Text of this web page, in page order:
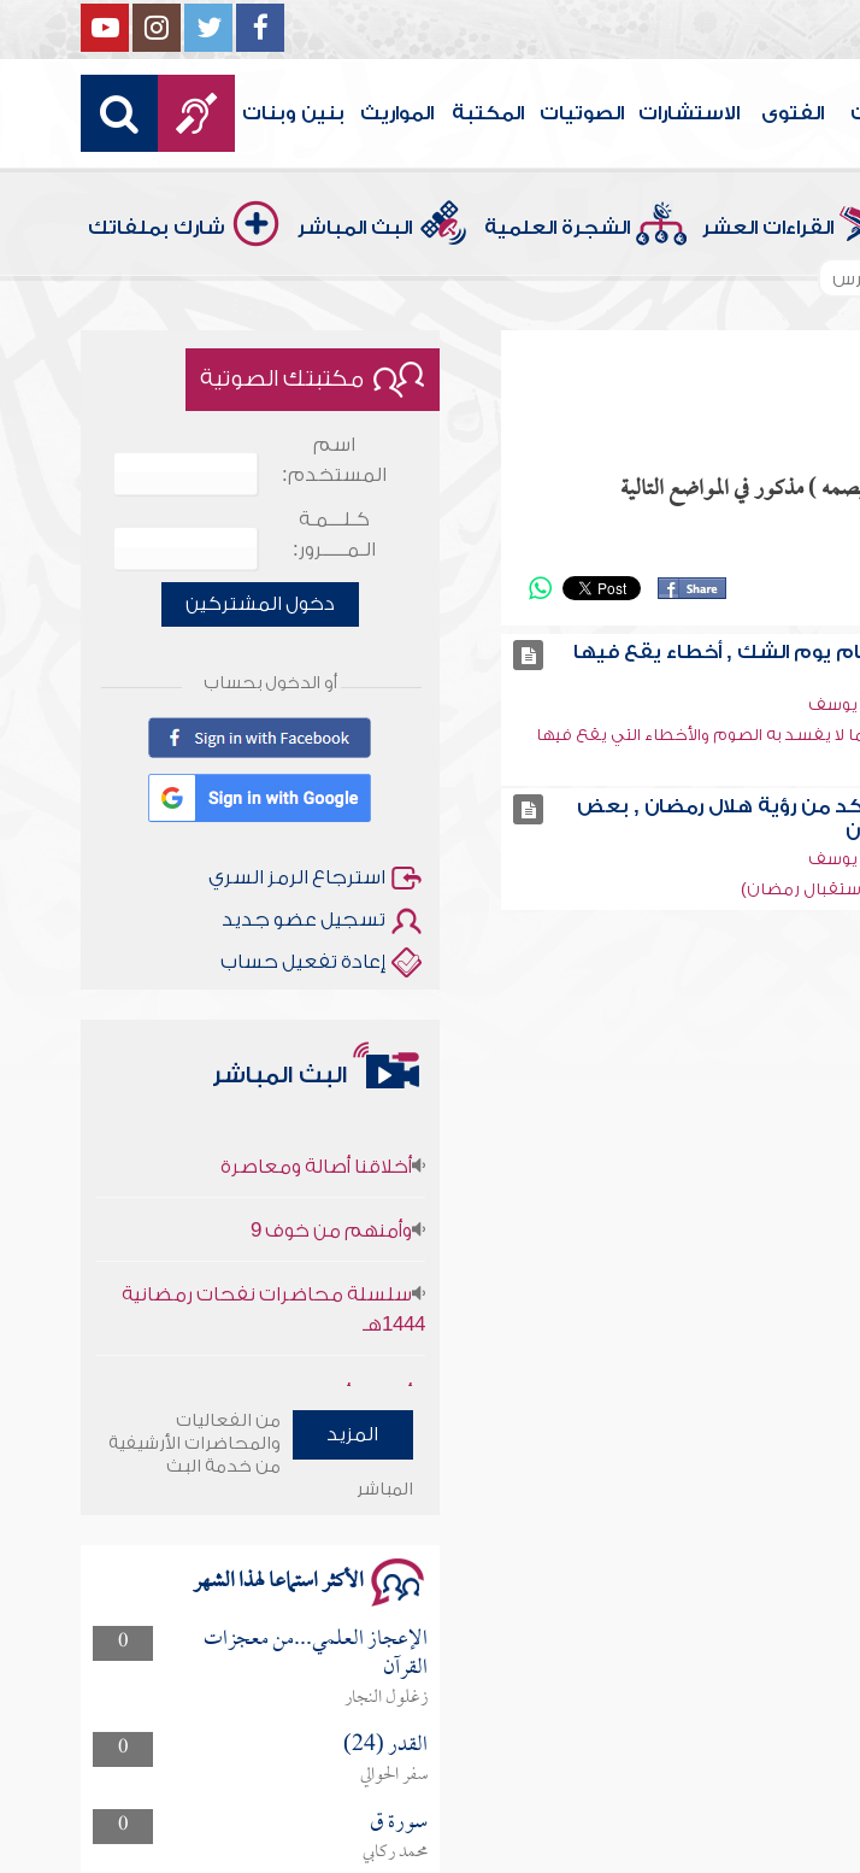
الفتوى الاستشارات الصوتيات المكتبة المواريث بنين وبنات
القراءات العشر الشجرة العلمية البث المباشر شارك بملفاتك
) مذكور في المواضع التالية
يوم الشك , أخطاء يقع فيها
يوسف
يفسد به الصوم والأخطاء التي يقع فيها
من رؤية هلال رمضان , بعض
يوسف
رمضان)
مكتبتك الصوتية
اسم
المستخدم:
كـلـــمـة
الـمـــــرور:
دخول المشتركين
أو الدخول بحساب
استرجاع الرمز السري
تسجيل عضو جديد
إعادة تفعيل حساب
البث المباشر
1444هـ
وأمنهم من خوف 9
سلسلة محاضرات نفحات رمضانية
المزيد
من الفعاليات
والمحاضرات الأرشيفية
من خدمة البث
المباشر
الأكثر استماعا لهذا الشهر
0 الإعجاز العلمي...من معجزات
القرآن
زغلول النجار
0
القدر (24)
سفر الحوالي
0
سورة ق
محمد ركابي